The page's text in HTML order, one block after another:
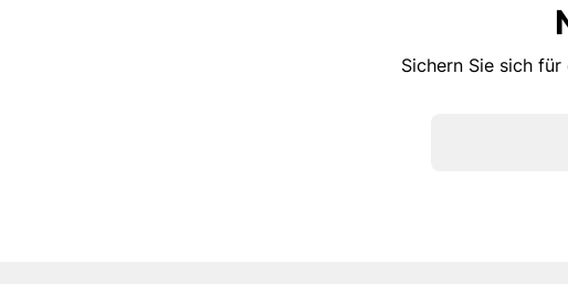
Sichern Sie sich